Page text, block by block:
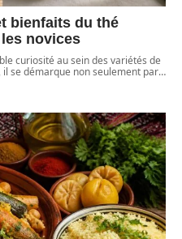
bienfaits du thé
novices
curiosité au sein des variétés de
se démarque non seulement par…